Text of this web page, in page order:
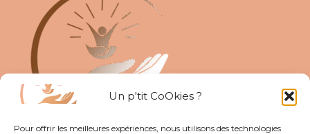
Un p'tit CoOkies ?
Pour offrir les meilleures expériences, nous utilisons des technologies